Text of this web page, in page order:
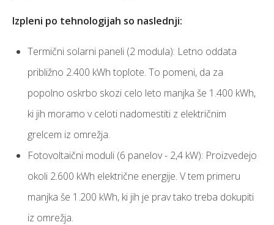
Izpleni po tehnologijah so naslednji:
Termični solarni paneli (2 modula): Letno oddata
približno 2.400 kWh toplote. To pomeni, da za
popolno oskrbo skozi celo leto manjka še 1.400 kWh,
ki jih moramo v celoti nadomestiti z električnim
grelcem iz omrežja.
Fotovoltaični moduli (6 panelov - 2,4 kW): Proizvedejo
okoli 2.600 kWh električne energije. V tem primeru
manjka še 1.200 kWh, ki jih je prav tako treba dokupiti
iz omrežja.